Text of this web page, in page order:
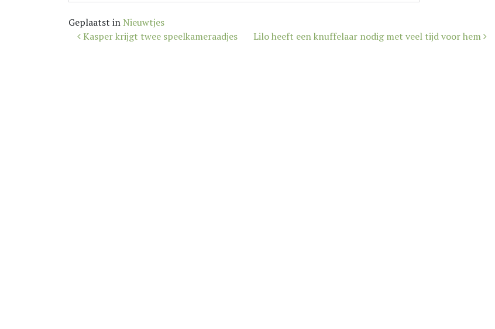
Geplaatst in Nieuwtjes
Bericht
navigatie
Kasper krijgt twee speelkameraadjes Lilo heeft een knuffelaar nodig met veel tijd voor hem